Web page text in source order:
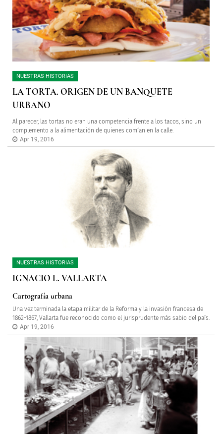
NUESTRAS HISTORIAS
LA TORTA. ORIGEN DE UN BANQUETE
URBANO
Al parecer, las tortas no eran una competencia frente a los tacos, sino un
complemento a la alimentación de quienes comían en la calle.
Apr 19, 2016
NUESTRAS HISTORIAS
IGNACIO L. VALLARTA
Cartografía urbana
Una vez terminada la etapa militar de la Reforma y la invasión francesa de
1862-1867, Vallarta fue reconocido como el jurisprudente más sabio del país.
Apr 19, 2016